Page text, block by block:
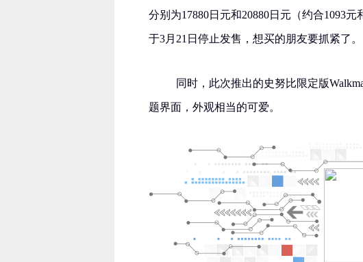
分别为17880日元和20880日元（约合1093
于3月21日停止发售，想买的朋友要抓紧了。
同时，此次推出的史努比限定版
题界面，外观相当的可爱。